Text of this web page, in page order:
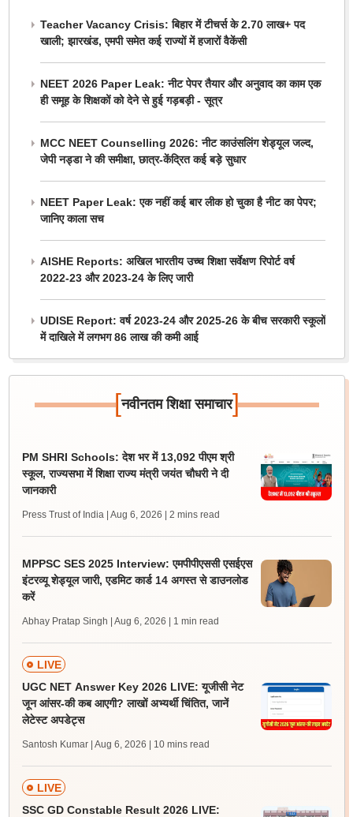
Teacher Vacancy Crisis: बिहार में टीचर्स के 2.70 लाख+ पद
खाली; झारखंड, एमपी समेत कई राज्यों में हजारों वैकेंसी
NEET 2026 Paper Leak: नीट पेपर तैयार और अनुवाद का काम एक
ही समूह के शिक्षकों को देने से हुई गड़बड़ी - सूत्र
MCC NEET Counselling 2026: नीट काउंसलिंग शेड्यूल जल्द,
जेपी नड्डा ने की समीक्षा, छात्र-केंद्रित कई बड़े सुधार
NEET Paper Leak: एक नहीं कई बार लीक हो चुका है नीट का पेपर;
जानिए काला सच
AISHE Reports: अखिल भारतीय उच्च शिक्षा सर्वेक्षण रिपोर्ट वर्ष
2022-23 और 2023-24 के लिए जारी
UDISE Report: वर्ष 2023-24 और 2025-26 के बीच सरकारी स्कूलों
में दाखिले में लगभग 86 लाख की कमी आई
[नवीनतम शिक्षा समाचार]
PM SHRI Schools: देश भर में 13,092 पीएम श्री
स्कूल, राज्यसभा में शिक्षा राज्य मंत्री जयंत चौधरी ने दी
जानकारी
Press Trust of India | Aug 6, 2026 | 2 mins read
MPPSC SES 2025 Interview: एमपीपीएससी एसईएस
इंटरव्यू शेड्यूल जारी, एडमिट कार्ड 14 अगस्त से डाउनलोड
करें
Abhay Pratap Singh | Aug 6, 2026 | 1 min read
LIVE
UGC NET Answer Key 2026 LIVE: यूजीसी नेट
जून आंसर-की कब आएगी? लाखों अभ्यर्थी चिंतित, जानें
लेटेस्ट अपडेट्स
Santosh Kumar | Aug 6, 2026 | 10 mins read
LIVE
SSC GD Constable Result 2026 LIVE: